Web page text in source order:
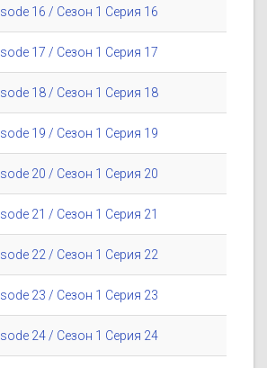
16 / Сезон 1 Серия 16
17 / Сезон 1 Серия 17
18 / Сезон 1 Серия 18
19 / Сезон 1 Серия 19
20 / Сезон 1 Серия 20
21 / Сезон 1 Серия 21
22 / Сезон 1 Серия 22
23 / Сезон 1 Серия 23
24 / Сезон 1 Серия 24